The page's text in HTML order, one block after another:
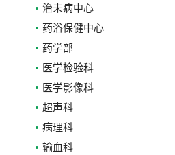
治未病中心
药浴保健中心
药学部
医学检验科
医学影像科
超声科
病理科
输血科